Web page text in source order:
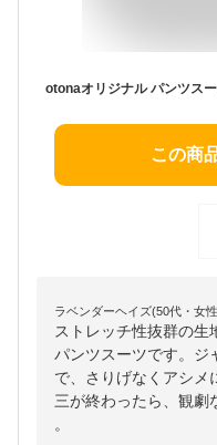
この商
ラベンダーヘイズ(50代・女
ストレッチ性抜群の生
パンツスーツです。ジ
で、さりげなくアシメ
三が終わったら、観劇
。